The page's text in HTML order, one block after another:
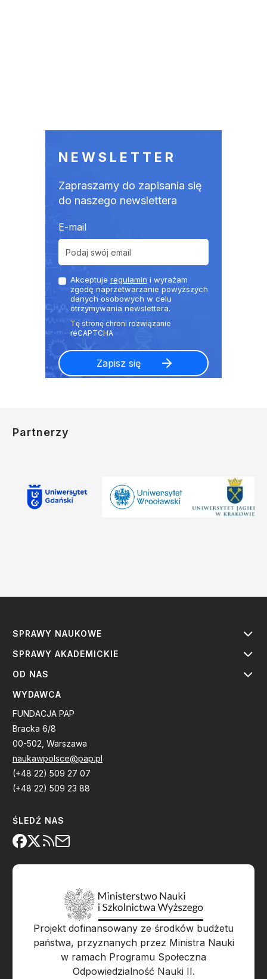
NEWSLETTER
Zapraszamy do zapisania się
do naszego newslettera
E-mail
Akceptuje regulamin i wyrażam
zgodę naprzetwarzanie powyższych
danych osobowych w celu
otrzymywania newslettera.
Partnerzy
SPRAWY NAUKOWE
SPRAWY AKADEMICKIE
OD NAS
WYDAWCA
FUNDACJA PAP
Bracka 6/8
00-502, Warszawa
naukawpolsce@pap.pl
(+48 22) 509 27 07
(+48 22) 509 23 88
ŚLEDŹ NAS
Projekt dofinansowany ze środków budżetu
państwa, przyznanych przez Ministra Nauki
w ramach Programu Społeczna
Odpowiedzialność Nauki II.